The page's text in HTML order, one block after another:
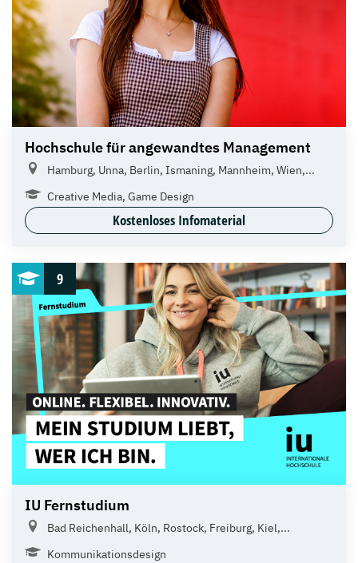
Hochschule für angewandtes Management
Hamburg, Unna, Berlin, Ismaning, Mannheim, Wien,...
Creative Media, Game Design
Kostenloses Infomaterial
9
IU Fernstudium
Bad Reichenhall, Köln, Rostock, Freiburg, Kiel,...
Kommunikationsdesign